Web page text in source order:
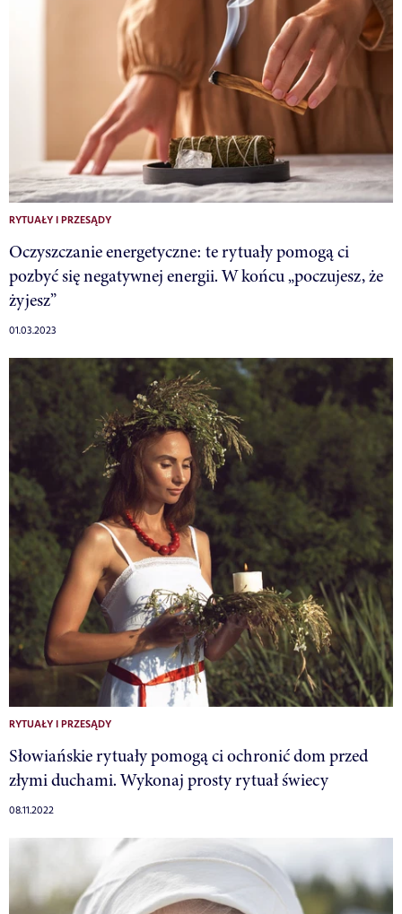
RYTUAŁY I PRZESĄDY
Oczyszczanie energetyczne: te rytuały pomogą ci
pozbyć się negatywnej energii. W końcu „poczujesz, że
żyjesz”
01.03.2023
RYTUAŁY I PRZESĄDY
Słowiańskie rytuały pomogą ci ochronić dom przed
złymi duchami. Wykonaj prosty rytuał świecy
08.11.2022